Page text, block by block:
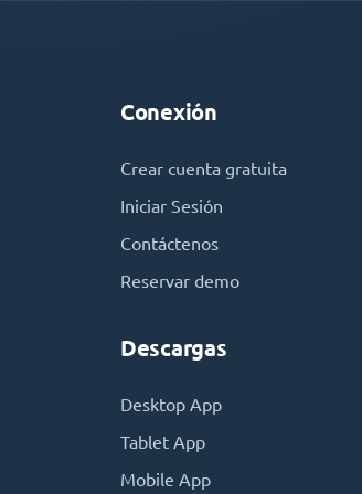
Conexión
Crear cuenta gratuita
Iniciar Sesión
Contáctenos
Reservar demo
Descargas
Desktop App
Tablet App
Mobile App